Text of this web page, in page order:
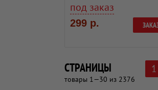
под заказ
299 р.
СТРАНИЦЫ
товары 1—30 из 2376
1